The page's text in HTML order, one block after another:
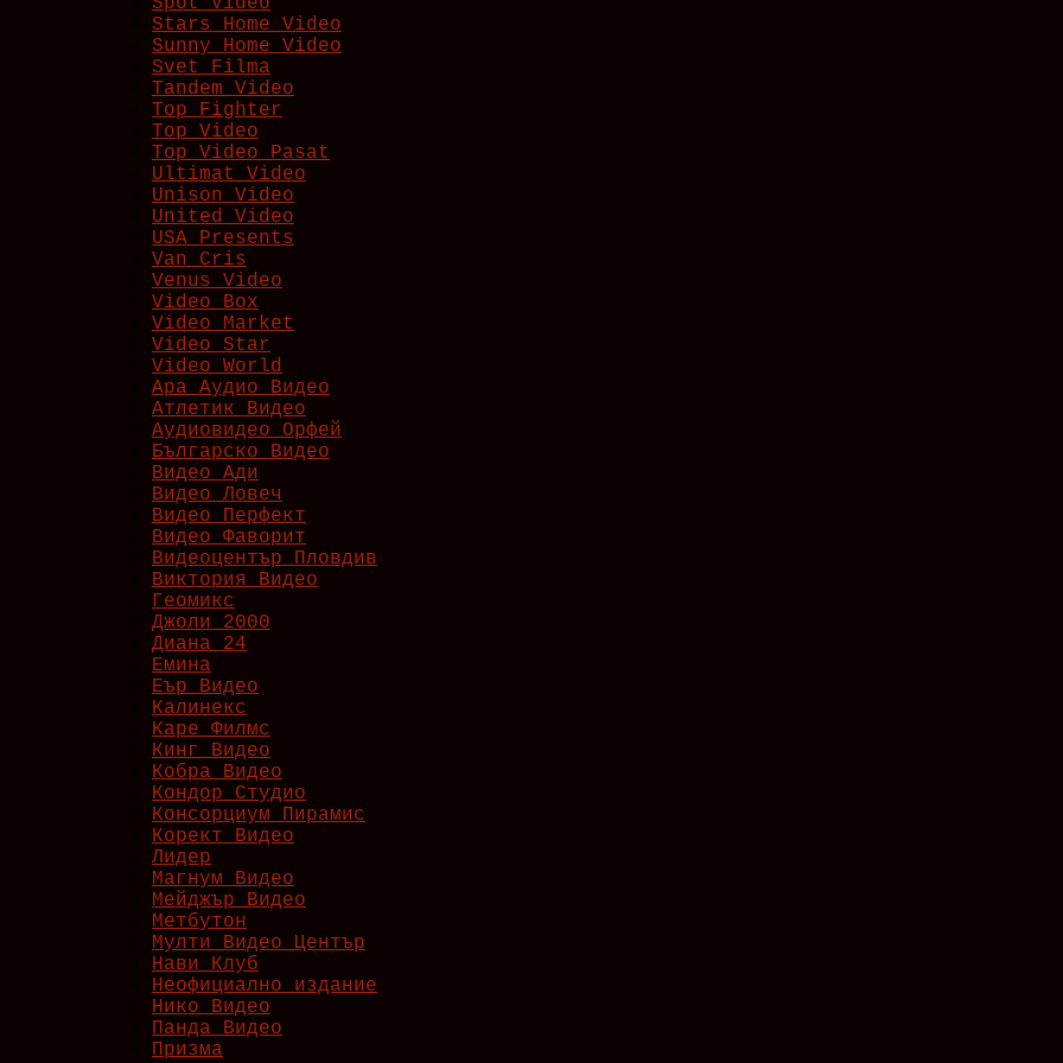
Stars Home Video
Sunny Home Video
Svet Filma
Tandem Video
Top Fighter
Top Video
Top Video Pasat
Ultimat Video
Unison Video
United Video
USA Presents
Van Cris
Venus Video
Video Box
Video Market
Video Star
Video World
Ара Аудио Видео
Атлетик Видео
Аудиовидео Орфей
Българско Видео
Видео Ади
Видео Ловеч
Видео Перфект
Видео Фаворит
Видеоцентър Пловдив
Виктория Видео
Геомикс
Джоли 2000
Диана 24
Емина
Еър Видео
Калинекс
Каре Филмс
Кинг Видео
Кобра Видео
Кондор Студио
Консорциум Пирамис
Корект Видео
Лидер
Магнум Видео
Мейджър Видео
Метбутон
Мулти Видео Център
Нави Клуб
Неофициално издание
Нико Видео
Панда Видео
Призма